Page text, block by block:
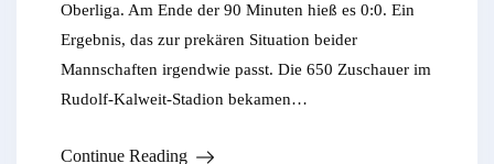
Oberliga. Am Ende der 90 Minuten hieß es 0:0. Ein
Ergebnis, das zur prekären Situation beider
Mannschaften irgendwie passt. Die 650 Zuschauer im
Rudolf-Kalweit-Stadion bekamen…
Continue Reading